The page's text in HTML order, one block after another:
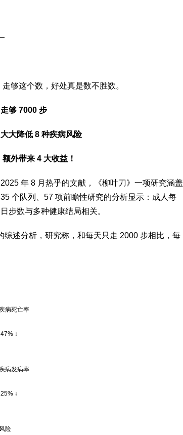
走够这个数，好处真是数不胜数。
走够 7000 步
大大降低 8 种疾病风险
额外带来 4 大收益！
2025 年 8 月热乎的文献，《柳叶刀》一项研究涵盖
35 个队列、57 项前瞻性研究的分析显示：成人每
日步数与多种健康结局相关。
述分析，研究称，和每天只走 2000 步相比，每
病死亡率
↓
病发病率
↓
险